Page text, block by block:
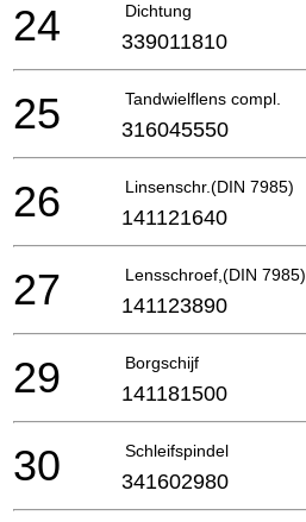
Dichtung
24 339011810
Tandwielflens compl.
25 316045550
Linsenschr.(DIN 7985)
26 141121640
Lensschroef,(DIN 7985)
27 141123890
Borgschijf
29 141181500
Schleifspindel
30 341602980